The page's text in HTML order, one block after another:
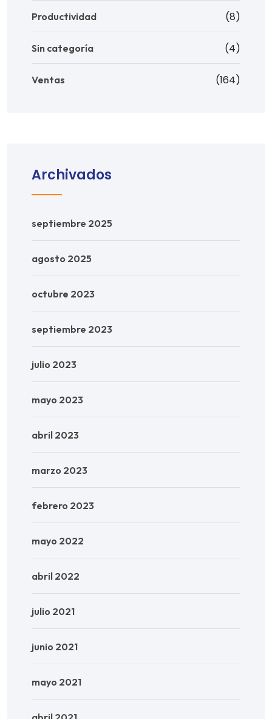
Productividad (8)
Sin categoría (4)
Ventas (164)
Archivados
septiembre 2025
agosto 2025
octubre 2023
septiembre 2023
julio 2023
mayo 2023
abril 2023
marzo 2023
febrero 2023
mayo 2022
abril 2022
julio 2021
junio 2021
mayo 2021